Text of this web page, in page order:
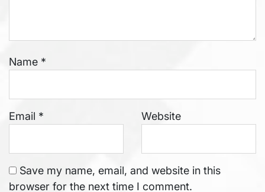
Name *
Email * Website
Save my name, email, and website in this
browser for the next time I comment.